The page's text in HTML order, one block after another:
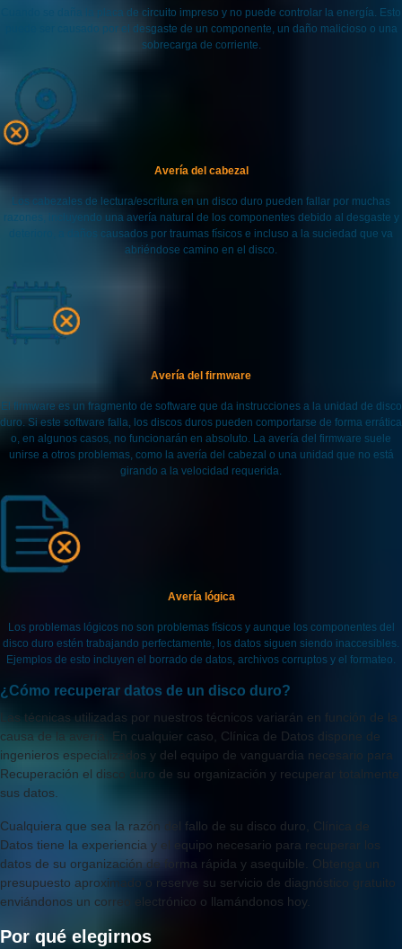
Cuando se daña la placa de circuito impreso y no puede controlar la energía. Esto
puede ser causado por el desgaste de un componente, un daño malicioso o una
sobrecarga de corriente.
Avería del cabezal
Los cabezales de lectura/escritura en un disco duro pueden fallar por muchas
razones, incluyendo una avería natural de los componentes debido al desgaste y
deterioro, a daños causados por traumas físicos e incluso a la suciedad que va
abriéndose camino en el disco.
Avería del firmware
El firmware es un fragmento de software que da instrucciones a la unidad de disco
duro. Si este software falla, los discos duros pueden comportarse de forma errática
o, en algunos casos, no funcionarán en absoluto. La avería del firmware suele
unirse a otros problemas, como la avería del cabezal o una unidad que no está
girando a la velocidad requerida.
Avería lógica
Los problemas lógicos no son problemas físicos y aunque los componentes del
disco duro estén trabajando perfectamente, los datos siguen siendo inaccesibles.
Ejemplos de esto incluyen el borrado de datos, archivos corruptos y el formateo.
¿Cómo recuperar datos de un disco duro?
Las técnicas utilizadas por nuestros técnicos variarán en función de la
causa de la avería. En cualquier caso, Clínica de Datos dispone de
ingenieros especializados y del equipo de vanguardia necesario para
Recuperación el disco duro de su organización y recuperar totalmente
sus datos.
Cualquiera que sea la razón del fallo de su disco duro, Clínica de
Datos tiene la experiencia y el equipo necesario para recuperar los
datos de su organización de forma rápida y asequible. Obtenga un
presupuesto aproximado o reserve su servicio de diagnóstico gratuito
enviándonos un correo electrónico o llamándonos hoy.
Por qué elegirnos